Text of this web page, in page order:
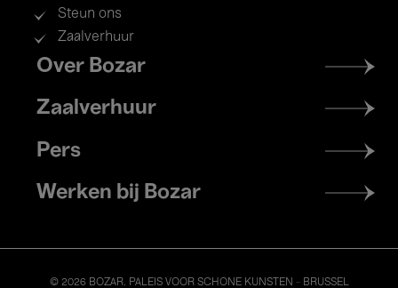
Steun ons
Zaalverhuur
Footer
menu
Over Bozar
Zaalverhuur
Pers
Werken bij Bozar
© 2026 BOZAR. PALEIS VOOR SCHONE KUNSTEN - BRUSSEL